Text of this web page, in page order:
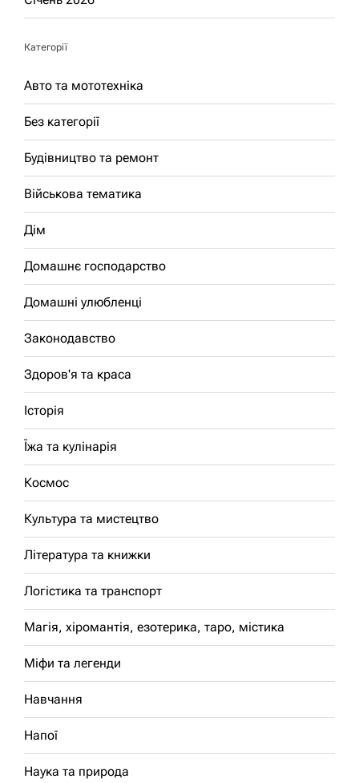
Категорії
Авто та мототехніка
Без категорії
Будівництво та ремонт
Військова тематика
Дім
Домашнє господарство
Домашні улюбленці
Законодавство
Здоров'я та краса
Історія
Їжа та кулінарія
Космос
Культура та мистецтво
Література та книжки
Логістика та транспорт
Магія, хіромантія, езотерика, таро, містика
Міфи та легенди
Навчання
Напої
Наука та природа